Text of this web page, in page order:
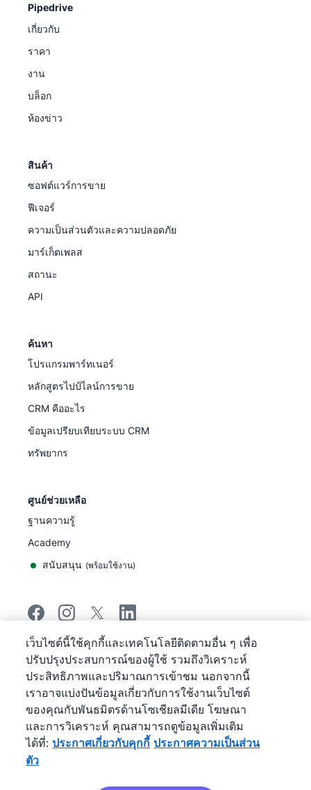
Pipedrive
เกี่ยวกับ
ราคา
งาน
บล็อก
ห้องข่าว
สินค้า
ซอฟต์แวร์การขาย
ฟีเจอร์
ความเป็นส่วนตัวและความปลอดภัย
มาร์เก็ตเพลส
สถานะ
API
ค้นหา
โปรแกรมพาร์ทเนอร์
หลักสูตรไปป์ไลน์การขาย
CRM คืออะไร
ข้อมูลเปรียบเทียบระบบ CRM
ทรัพยากร
ศูนย์ช่วยเหลือ
ฐานความรู้
Academy
สนับสนุน (พร้อมใช้งาน)
©2026Pipedrive
Pipedrive
ข้อกำหนดการให้บริการ
Pipedrive
ประกาศความเป็นส่วนตัว
แผนผังเว็บไซต์
ประกาศเกี่ยวกับคุกกี้
การกําหนดลักษณะคุกกี้
Pipedrive เป็นระบบ CRM บริหารงานขายบนเว็บ
เว็บไซต์นี้ใช้คุกกี้และเทคโนโลยีติดตามอื่น ๆ เพื่อ
ปรับปรุงประสบการณ์ของผู้ใช้ รวมถึงวิเคราะห์
ประสิทธิภาพและปริมาณการเข้าชม นอกจากนี้
เราอาจแบ่งปันข้อมูลเกี่ยวกับการใช้งานเว็บไซต์
ของคุณกับพันธมิตรด้านโซเชียลมีเดีย โฆษณา
และการวิเคราะห์ คุณสามารถดูข้อมูลเพิ่มเติม
ได้ที่: ประกาศเกี่ยวกับคุกกี้ ประกาศความเป็นส่วน
ตัว